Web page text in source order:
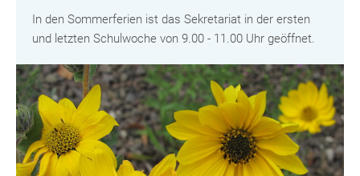
In den Sommerferien ist das Sekretariat in der ersten
und letzten Schulwoche von 9.00 - 11.00 Uhr geöffnet.